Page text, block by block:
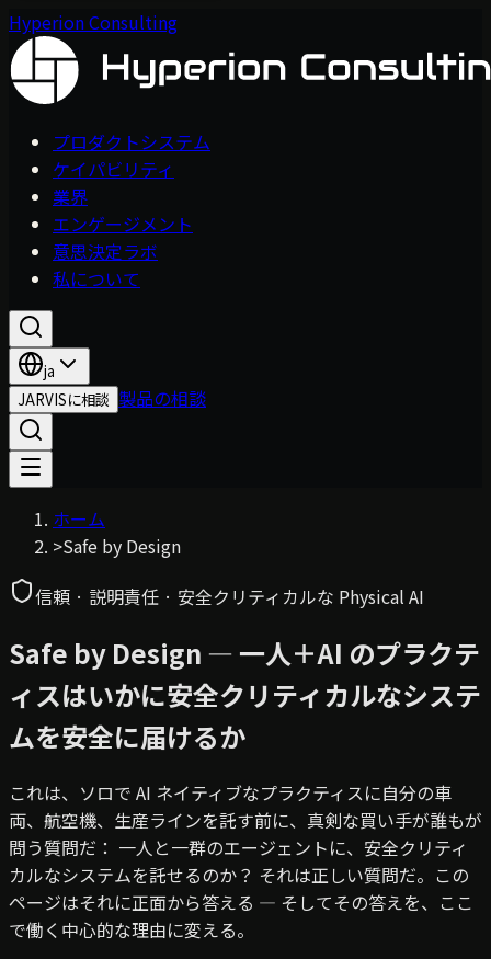
Hyperion Consulting
プロダクトシステム
ケイパビリティ
業界
エンゲージメント
意思決定ラボ
私について
ja
JARVISに相談 製品の相談
ホーム
>Safe by Design
信頼 · 説明責任 · 安全クリティカルな Physical AI
Safe by Design — 一人＋AI のプラクテ
ィスはいかに安全クリティカルなシステ
ムを安全に届けるか
これは、ソロで AI ネイティブなプラクティスに自分の車
両、航空機、生産ラインを託す前に、真剣な買い手が誰もが
問う質問だ： 一人と一群のエージェントに、安全クリティ
カルなシステムを託せるのか？ それは正しい質問だ。この
ページはそれに正面から答える — そしてその答えを、ここ
で働く中心的な理由に変える。